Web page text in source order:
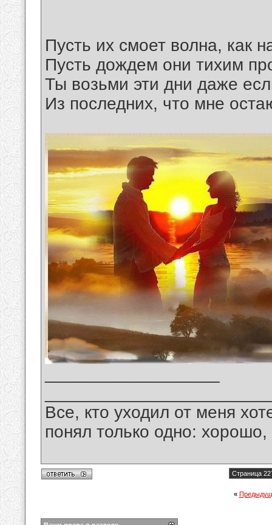
Пусть их смоет волна, как
Пусть дождем они тихим
Ты возьми эти дни даже
Из последних, что мне
Все, кто уходил от меня
понял только одно:
Страница
«